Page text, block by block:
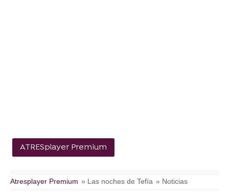
ATRESplayer Premium
Atresplayer Premium » Las noches de Tefía » Noticias